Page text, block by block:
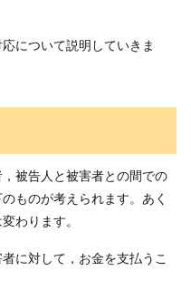
について説明していきま
被告人と被害者との間での
ものが考えられます。あく
わります。
対して，お金を支払うこ